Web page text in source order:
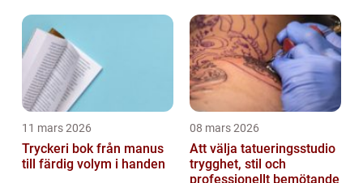
11 mars 2026
Tryckeri bok från manus
till färdig volym i handen
08 mars 2026
Att välja tatueringsstudio
trygghet, stil och
professionellt bemötande